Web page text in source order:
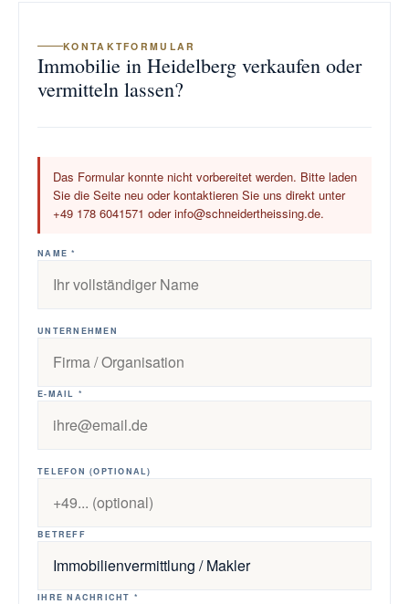
KONTAKTFORMULAR
Immobilie in Heidelberg verkaufen oder
vermitteln lassen?
Das Formular konnte nicht vorbereitet werden. Bitte laden
Sie die Seite neu oder kontaktieren Sie uns direkt unter
+49 178 6041571 oder info@schneidertheissing.de.
NAME *
UNTERNEHMEN
E-MAIL *
TELEFON (OPTIONAL)
BETREFF
IHRE NACHRICHT *